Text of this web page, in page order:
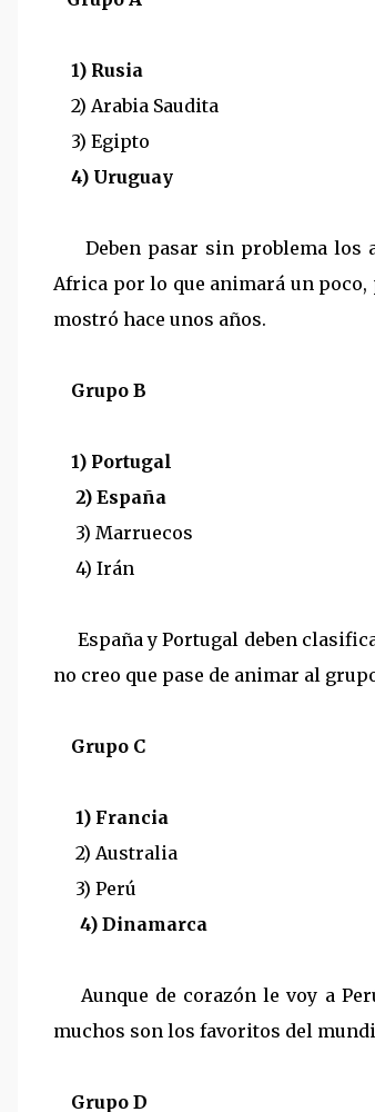
1) Rusia
2) Arabia Saudita
3) Egipto
4) Uruguay
Deben pasar sin problema los
Africa por lo que animará un
mostró hace unos años.
Grupo B
1) Portugal
2) España
3) Marruecos
4) Irán
España y Portugal deben
no creo que pase de animar al
Grupo C
1) Francia
2) Australia
3) Perú
4) Dinamarca
Aunque de corazón le voy a
muchos son los favoritos del
Grupo D